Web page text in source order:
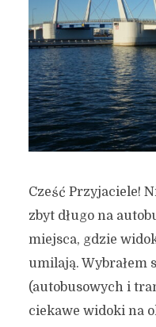
Cześć Przyjaciele!
zbyt długo na
miejsca, gdzie
umilają. Wybrałem
(autobusowych i
ciekawe widoki na